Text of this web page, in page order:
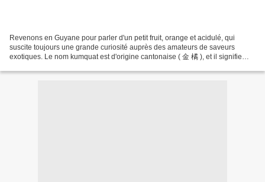
Revenons en Guyane pour parler d'un petit fruit, orange et acidulé, qui
suscite toujours une grande curiosité auprès des amateurs de saveurs
exotiques. Le nom kumquat est d'origine cantonaise ( 金 橘 ), et il signifie